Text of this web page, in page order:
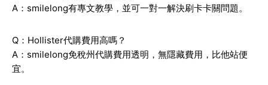
A：smilelong有專文教學，並可一對一解決刷卡卡關問題。
Q：Hollister代購費用高嗎？
A：smilelong免稅州代購費用透明，無隱藏費用，比他站便
宜。